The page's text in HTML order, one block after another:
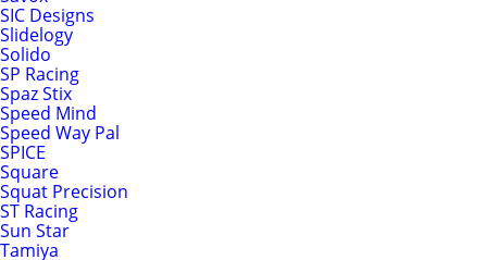
SIC Designs
Slidelogy
Solido
SP Racing
Spaz Stix
Speed Mind
Speed Way Pal
SPICE
Square
Squat Precision
ST Racing
Sun Star
Tamiya